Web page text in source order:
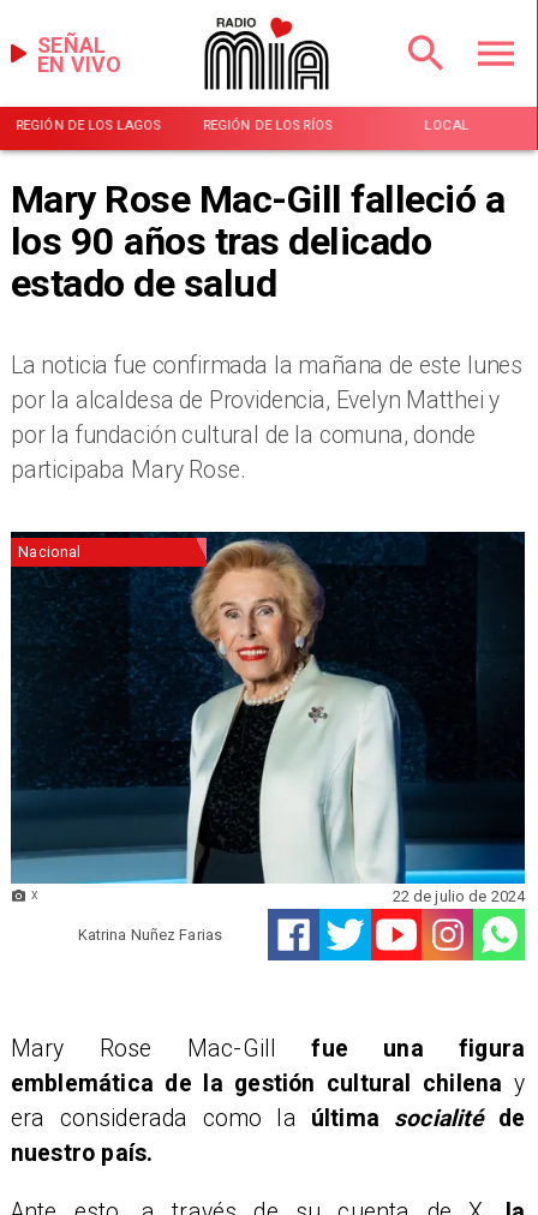
EN VIVO
SEÑAL
REGIÓN DE LOS LAGOS REGIÓN DE LOS RÍOS LOCAL
Mary Rose Mac-Gill falleció a
los 90 años tras delicado
estado de salud
La noticia fue confirmada la mañana de este lunes
por la alcaldesa de Providencia, Evelyn Matthei y
por la fundación cultural de la comuna, donde
participaba Mary Rose.
X
Nacional
Katrina Nuñez Farias
22 de julio de 2024
Mary Rose Mac-Gillfue una figura
emblemática de la gestión cultural chilena y
era considerada como la última socialitéde
nuestro país.